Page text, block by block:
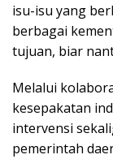
isu-isu yang
berbagai
tujuan, biar
Melalui
kesepakatan
intervensi
pemerintah